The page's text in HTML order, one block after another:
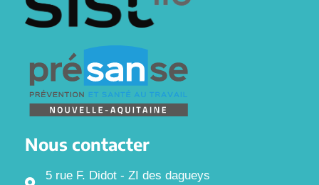
Nous contacter
5 rue F. Didot - ZI des dagueys